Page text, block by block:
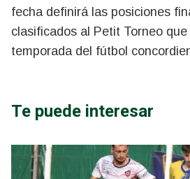
fecha definirá las posiciones
clasificados al Petit Torneo
temporada del fútbol
Te puede interesar